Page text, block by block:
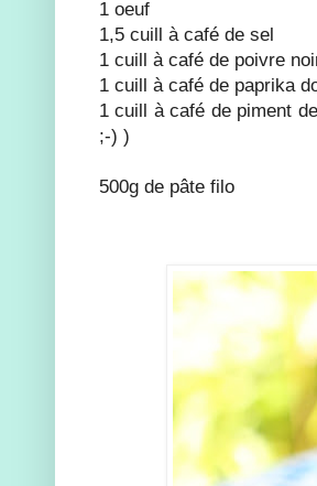
1 oeuf
1,5 cuill à café de sel
1 cuill à café de poivre
1 cuill à café de paprika
1 cuill à café de piment
;-) )
500g de pâte filo